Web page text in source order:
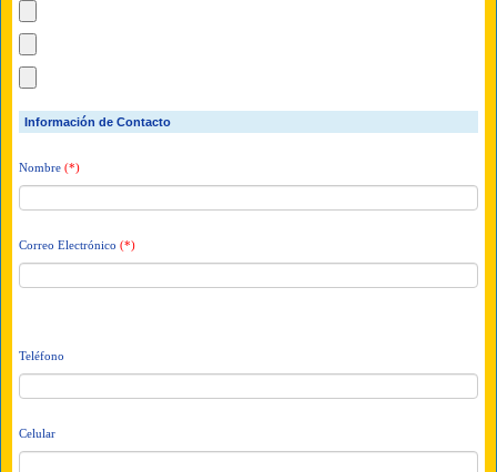
Información de Contacto
Nombre (*)
Correo Electrónico (*)
Teléfono
Celular